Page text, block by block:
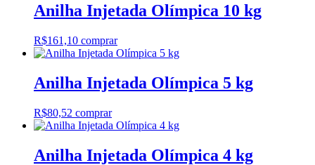
Anilha Injetada Olímpica 10 kg
R$161,10 comprar
Anilha Injetada Olímpica 5 kg
R$80,52 comprar
Anilha Injetada Olímpica 4 kg